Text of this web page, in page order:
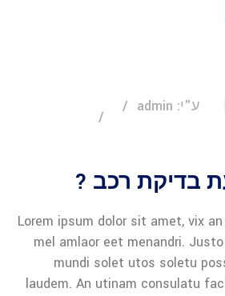
ע"י: admin
בדיקת רכב ?
Lorem ipsum dolor sit amet, vix
mel amlaor eet menandri.
mundi solet utos soletu
laudem. An utinam consulatu